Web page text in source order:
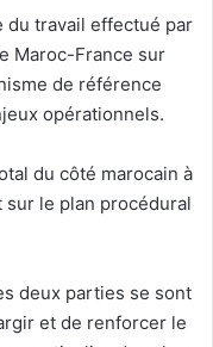
du travail effectué par
Maroc-France sur
de référence
opérationnels.
du côté marocain à
le plan procédural
deux parties se sont
et de renforcer le